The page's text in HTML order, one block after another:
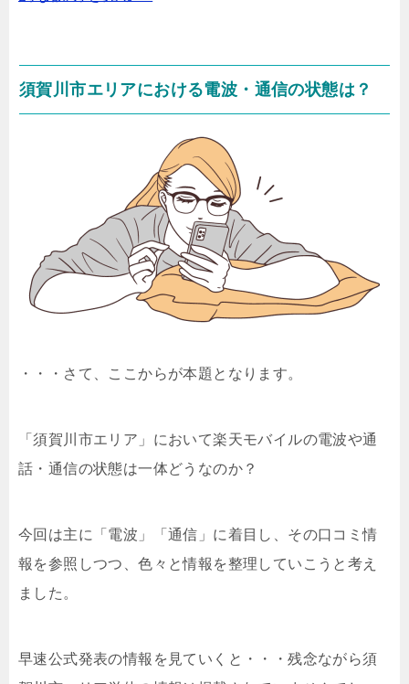
須賀川市エリアにおける電波・通信の状態は？
・・・さて、ここからが本題となります。
「須賀川市エリア」において楽天モバイルの電波や通
話・通信の状態は一体どうなのか？
今回は主に「電波」「通信」に着目し、その口コミ情
報を参照しつつ、色々と情報を整理していこうと考え
ました。
早速公式発表の情報を見ていくと・・・残念ながら須